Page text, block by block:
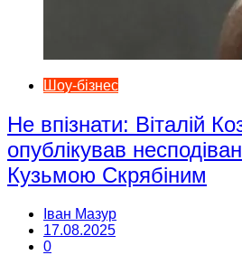
Шоу-бізнес
Не впізнати: Віталій
опублікував
Кузьмою Скрябіним
Іван Мазур
17.08.2025
0